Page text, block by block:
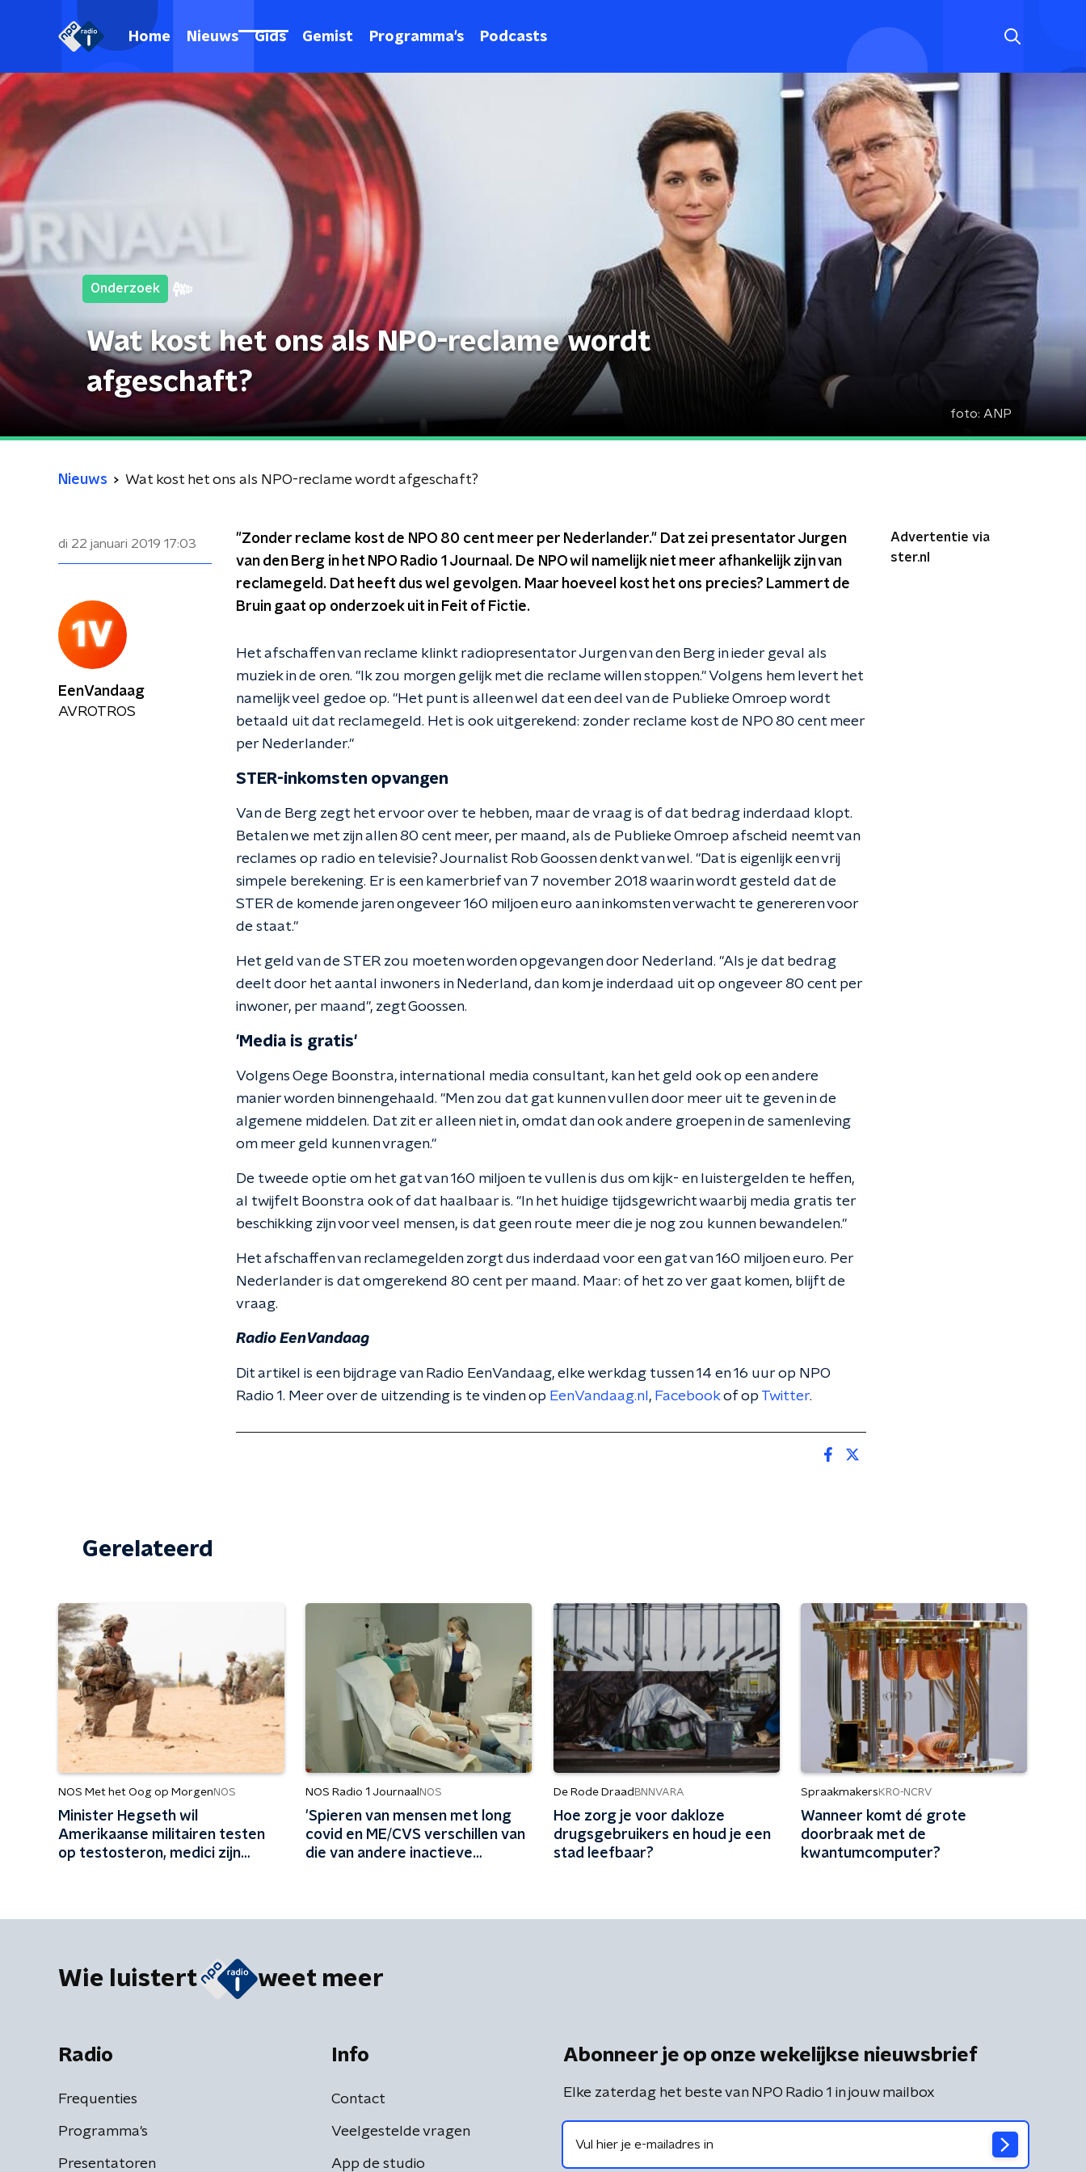
Home Nieuws Gids Gemist Programma's Podcasts
Onderzoek
Wat kost het ons als NPO-reclame wordt
afgeschaft?
foto: ANP
Nieuws Wat kost het ons als NPO-reclame wordt afgeschaft?
di 22 januari 2019 17:03
"Zonder reclame kost de NPO 80 cent meer per Nederlander." Dat zei presentator Jurgen
van den Berg in het NPO Radio 1 Journaal. De NPO wil namelijk niet meer afhankelijk zijn van
reclamegeld. Dat heeft dus wel gevolgen. Maar hoeveel kost het ons precies? Lammert de
Bruin gaat op onderzoek uit in Feit of Fictie.
Het afschaffen van reclame klinkt radiopresentator Jurgen van den Berg in ieder geval als
muziek in de oren. "Ik zou morgen gelijk met die reclame willen stoppen." Volgens hem levert het
namelijk veel gedoe op. "Het punt is alleen wel dat een deel van de Publieke Omroep wordt
betaald uit dat reclamegeld. Het is ook uitgerekend: zonder reclame kost de NPO 80 cent meer
per Nederlander."
STER-inkomsten opvangen
Van de Berg zegt het ervoor over te hebben, maar de vraag is of dat bedrag inderdaad klopt.
Betalen we met zijn allen 80 cent meer, per maand, als de Publieke Omroep afscheid neemt van
reclames op radio en televisie? Journalist Rob Goossen denkt van wel. "Dat is eigenlijk een vrij
simpele berekening. Er is een kamerbrief van 7 november 2018 waarin wordt gesteld dat de
STER de komende jaren ongeveer 160 miljoen euro aan inkomsten verwacht te genereren voor
de staat."
Het geld van de STER zou moeten worden opgevangen door Nederland. "Als je dat bedrag
deelt door het aantal inwoners in Nederland, dan kom je inderdaad uit op ongeveer 80 cent per
inwoner, per maand", zegt Goossen.
'Media is gratis'
Volgens Oege Boonstra, international media consultant, kan het geld ook op een andere
manier worden binnengehaald. "Men zou dat gat kunnen vullen door meer uit te geven in de
algemene middelen. Dat zit er alleen niet in, omdat dan ook andere groepen in de samenleving
om meer geld kunnen vragen."
De tweede optie om het gat van 160 miljoen te vullen is dus om kijk- en luistergelden te heffen,
al twijfelt Boonstra ook of dat haalbaar is. "In het huidige tijdsgewricht waarbij media gratis ter
beschikking zijn voor veel mensen, is dat geen route meer die je nog zou kunnen bewandelen."
Het afschaffen van reclamegelden zorgt dus inderdaad voor een gat van 160 miljoen euro. Per
Nederlander is dat omgerekend 80 cent per maand. Maar: of het zo ver gaat komen, blijft de
vraag.
Radio EenVandaag
Dit artikel is een bijdrage van Radio EenVandaag, elke werkdag tussen 14 en 16 uur op NPO
Radio 1. Meer over de uitzending is te vinden op EenVandaag.nl , Facebookof op Twitter.
Advertentie via
ster.nl
EenVandaag
AVROTROS
Gerelateerd
NOS Met het Oog op Morgen NOS
Minister Hegseth wil
Amerikaanse militairen testen
op testosteron, medici zijn
NOS Radio 1 Journaal NOS
'Spieren van mensen met long
covid en ME/CVS verschillen van
die van andere inactieve
De Rode Draad BNNVARA
Hoe zorg je voor dakloze
drugsgebruikers en houd je een
stad leefbaar?
Spraakmakers KRO-NCRV
Wanneer komt dé grote
doorbraak met de
kwantumcomputer?
Wie luistert weet meer
Radio
Frequenties
Programma's
Presentatoren
Info
Contact
Veelgestelde vragen
App de studio
Abonneer je op onze wekelijkse nieuwsbrief
Elke zaterdag het beste van NPO Radio 1 in jouw mailbox